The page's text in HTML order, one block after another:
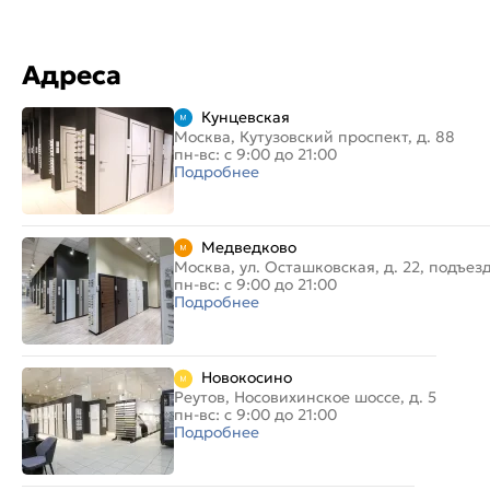
Адреса
Кунцевская
Москва, Кутузовский проспект, д. 88
пн-вс: с 9:00 до 21:00
Подробнее
Медведково
Москва, ул. Осташковская, д. 22,
пн-вс: с 9:00 до 21:00
Подробнее
Новокосино
Реутов, Носовихинское шоссе, д. 5
пн-вс: с 9:00 до 21:00
Подробнее